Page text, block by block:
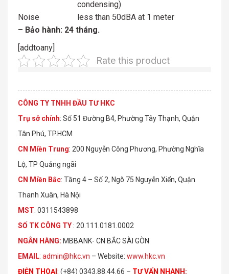
condensing)
Noise
less than 50dBA at 1 meter
– Bảo hành: 24 tháng.
[addtoany]
Rate this product
CÔNG TY TNHH ĐẦU TƯ HKC
Trụ sở chính: Số 51 Đường B4, Phường Tây Thạnh, Quận
Tân Phú, TP.HCM
CN Miền Trung: 200 Nguyễn Công Phương, Phường Nghĩa
Lộ, TP Quảng ngãi
CN Miền Bắc: Tầng 4 – Số 2, Ngõ 75 Nguyễn Xiển, Quận
Thanh Xuân, Hà Nội
MST: 0311543898
SỐ TK CÔ NG TY : 20.111.0181.0002
NGÂN HÀNG: MBBANK- CN BẮC SÀI GÒN
EMAIL: admin@hkc.vn – Website: www.hkc.vn
ĐIỆN THOẠI : (+84) 0343.88.44.66 – TƯ VẤN NHANH :